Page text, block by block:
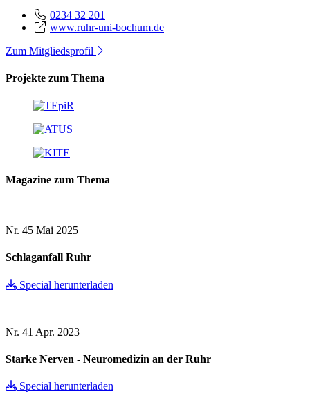
0234 32 201
www.ruhr-uni-bochum.de
Zum Mitgliedsprofil
Projekte zum Thema
Magazine zum Thema
Nr. 45 Mai 2025
Schlaganfall Ruhr
Special herunterladen
Nr. 41 Apr. 2023
Starke Nerven - Neuromedizin an der Ruhr
Special herunterladen